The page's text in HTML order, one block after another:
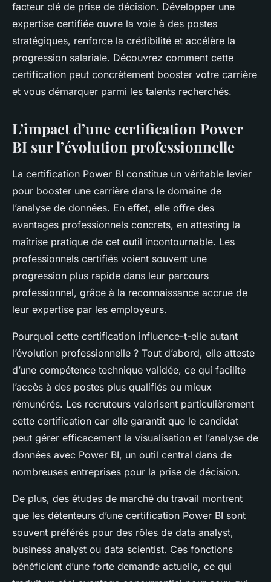
facteur clé de prise de décision. Développer une
expertise certifiée ouvre la voie à des postes
stratégiques, renforce la crédibilité et accélère la
progression salariale. Découvrez comment cette
certification peut concrètement booster votre carrière
et vous démarquer parmi les talents recherchés.
L’impact d’une certification Power
BI sur l’évolution professionnelle
La certification Power BI constitue un véritable levier
pour booster une carrière dans le domaine de
l’analyse de données. En effet, elle offre des
avantages professionnels concrets, en attesting la
maîtrise pratique de cet outil incontournable. Les
professionnels certifiés voient souvent une
progression plus rapide dans leur parcours
professionnel, grâce à la reconnaissance accrue de
leur expertise par les employeurs.
Pourquoi cette certification influence-t-elle autant
l’évolution professionnelle ? Tout d’abord, elle atteste
d’une compétence technique validée, ce qui facilite
l’accès à des postes plus qualifiés ou mieux
rémunérés. Les recruteurs valorisent particulièrement
cette certification car elle garantit que le candidat
peut gérer efficacement la visualisation et l’analyse de
données avec Power BI, un outil central dans de
nombreuses entreprises pour la prise de décision.
De plus, des études de marché du travail montrent
que les détenteurs d’une certification Power BI sont
souvent préférés pour des rôles de data analyst,
business analyst ou data scientist. Ces fonctions
bénéficient d’une forte demande actuelle, ce qui